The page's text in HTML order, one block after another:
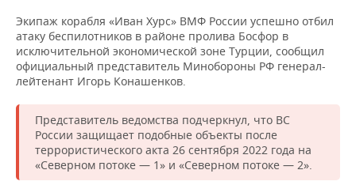
КОРОЛИ ГОСЗАКАЗА ПФО
ВУЗЫ ТАТАРСТАНА
КОМУ ПРИНАДЛЕЖАТ
ТОРГОВЫЕ ЦЕНТРЫ
ТАТАРСТАНА
ФИНАНСЫ
БАНКИ
ИНВЕСТИЦИИ
НОВОСТИ
ПРОМЫШЛЕННОСТИ
АГРОПРОМ
МАШИНОСТРОЕНИЕ
НЕФТЕХИМИЯ
НЕФТЬ
НЕДВИЖИМОСТЬ
НОВОСТИ НЕДВИЖИМОСТИ
АВТО
НОВОСТИ АВТО
НОВОСТИ БИЗНЕСА
РОЗНИЧНАЯ ТОРГОВЛЯ
ТЕХНОЛОГИИ
НОВОСТИ ТЕХНОЛОГИЙ
МЕРОПРИЯТИЯ
Экипаж корабля «Иван Хурс» ВМФ России успешно отбил
атаку беспилотников в районе пролива Босфор в
исключительной экономической зоне Турции, сообщил
официальный представитель Минобороны РФ генерал-
лейтенант Игорь Конашенков.
Представитель ведомства подчеркнул, что ВС
России защищает подобные объекты после
террористического акта 26 сентября 2022 года на
«Северном потоке — 1» и «Северном потоке — 2».